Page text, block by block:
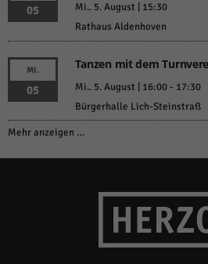
05
Mi.. 5. August | 15:30
Rathaus Aldenhoven
MI.
05
Tanzen mit dem
Mi.. 5. August | 16:00- 17:30
Bürgerhalle Lich-Steinstraß
Mehr anzeigen …